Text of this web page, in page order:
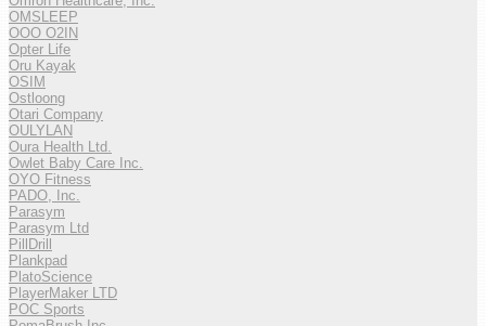
OMSLEEP
OOO O2IN
Opter Life
Oru Kayak
OSIM
Ostloong
Otari Company
OULYLAN
Oura Health Ltd.
Owlet Baby Care Inc.
OYO Fitness
PADO, Inc.
Parasym
Parasym Ltd
PillDrill
Plankpad
PlatoScience
PlayerMaker LTD
POC Sports